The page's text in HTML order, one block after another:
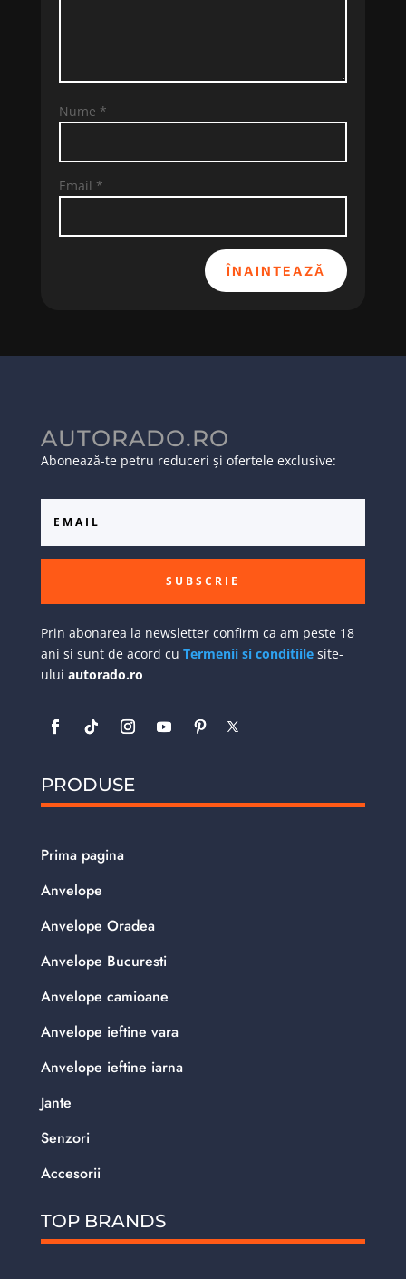
Nume *
Email *
ÎNAINTEAZĂ
AUTORADO.RO
Abonează-te petru reduceri și ofertele exclusive:
SUBSCRIE
Prin abonarea la newsletter confirm ca am peste 18
ani si sunt de acord cu Termenii si conditiilesite-
ului autorado.ro
PRODUSE
Prima pagina
Anvelope
Anvelope Oradea
Anvelope Bucuresti
Anvelope camioane
Anvelope ieftine vara
Anvelope ieftine iarna
Jante
Senzori
Accesorii
TOP BRANDS